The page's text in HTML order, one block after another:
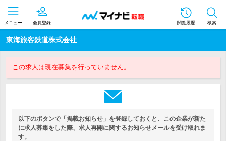
メニュー 会員登録 閲覧履歴 検索
東海旅客鉄道株式会社
この求人は現在募集を行っていません。
以下のボタンで「掲載お知らせ」を登録しておくと、この企業が新た
に求人募集をした際、求人再開に関するお知らせメールを受け取れま
す。